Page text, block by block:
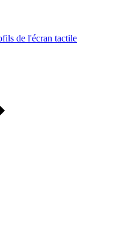
de l'écran tactile